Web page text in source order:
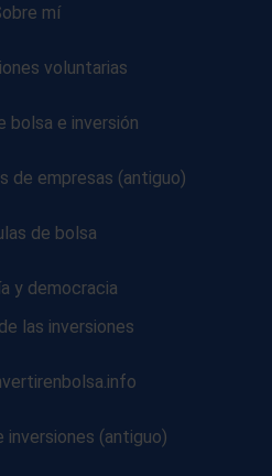
mí
voluntarias
bolsa e inversión
de empresas (antiguo)
de bolsa
y democracia
las inversiones
inversiones (antiguo)